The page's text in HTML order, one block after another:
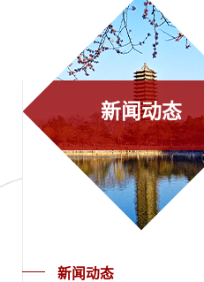
新闻动态
新闻动态